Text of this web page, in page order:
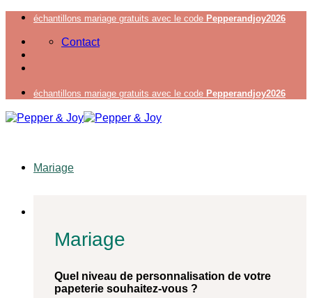
Passer
contenu
échantillons mariage gratuits avec le code Pepperandjoy2026
Contact
échantillons mariage gratuits avec le code Pepperandjoy2026
Mariage
Mariage
Quel niveau de personnalisation de votre
papeterie souhaitez-vous ?